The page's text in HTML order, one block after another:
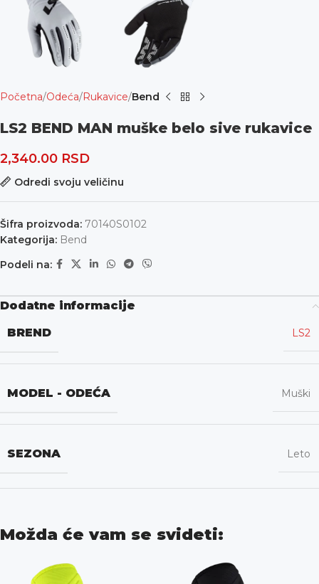
Početna Odeća Rukavice Bend
LS2 BEND MAN muške belo sive rukavice
2,340.00 RSD
Odredi svoju veličinu
Šifra proizvoda: 70140S0102
Kategorija: Bend
Podeli na:
Dodatne informacije
BREND
LS2
MODEL - ODEĆA Muški
SEZONA Leto
Možda će vam se svideti: